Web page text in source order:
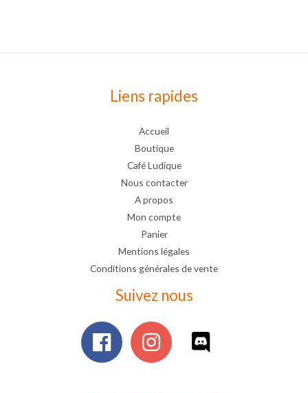
Liens rapides
Accueil
Boutique
Café Ludique
Nous contacter
A propos
Mon compte
Panier
Mentions légales
Conditions générales de vente
Suivez nous